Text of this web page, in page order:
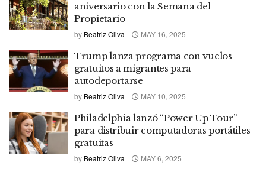
aniversario con la Semana del
Propietario
by Beatriz Oliva MAY 16, 2025
Trump lanza programa con vuelos
gratuitos a migrantes para
autodeportarse
by Beatriz Oliva MAY 10, 2025
Philadelphia lanzó “Power Up Tour”
para distribuir computadoras portátiles
gratuitas
by Beatriz Oliva MAY 6, 2025